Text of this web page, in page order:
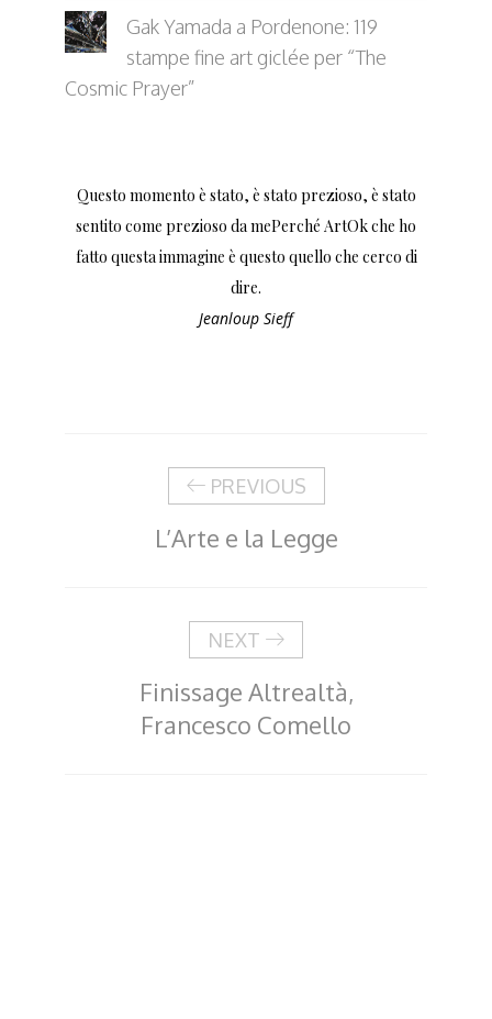
Gak Yamada a Pordenone: 119
stampe fine art giclée per “The
Cosmic Prayer”
Questo momento è stato, è stato prezioso, è stato
sentito come prezioso da mePerché ArtOk che ho
fatto questa immagine è questo quello che cerco di
dire.
Jeanloup Sieff
PREVIOUS
L’Arte e la Legge
NEXT
Finissage Altrealtà,
Francesco Comello